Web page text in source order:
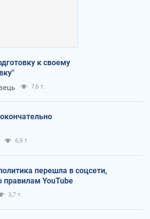
к своему
7,6 т.
6,9 т.
перешла в соцсети,
YouTube
3,7 т.